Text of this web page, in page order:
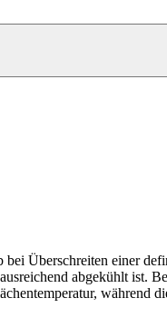
Überschreiten einer
abgekühlt ist.
während